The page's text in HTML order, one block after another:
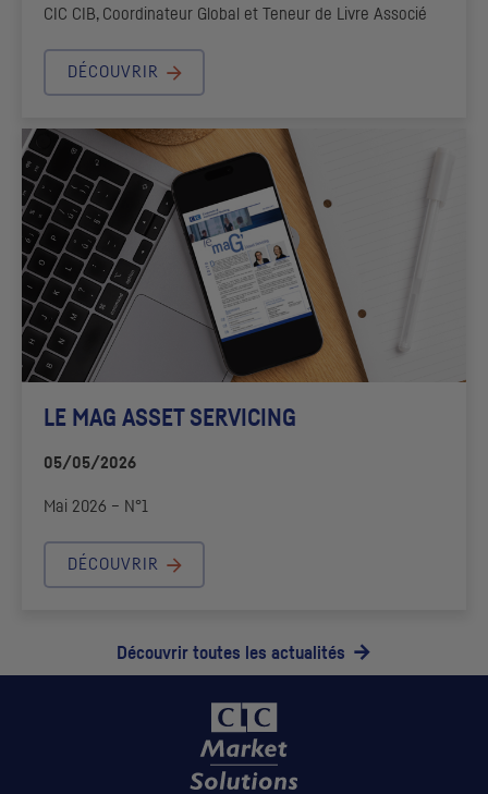
CIC CIB, Coordinateur Global et Teneur de Livre Associé
DÉCOUVRIR
LE MAG ASSET SERVICING
05/05/2026
Mai 2026 – N°1
DÉCOUVRIR
Découvrir toutes les actualités